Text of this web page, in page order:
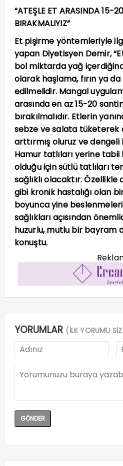
“ATEŞLE ET ARASINDA 15-
BIRAKMALIYIZ”
Et pişirme yöntemleriyle
yapan Diyetisyen Demir,
bol miktarda yağ
olarak haşlama, fırın ya
edilmelidir. Mangal
arasında en az 15-20
bırakılmalıdır. Etlerin
sebze ve salata tüketerek
arttırmış oluruz ve
Hamur tatlıları yerine tabii
olduğu için sütlü tatlıları
sağlıklı olacaktır.
gibi kronik hastalığı olan
boyunca yine
sağlıkları açısından
huzurlu, mutlu bir bayram
konuştu.
YORUMLAR (İLK YORUMU